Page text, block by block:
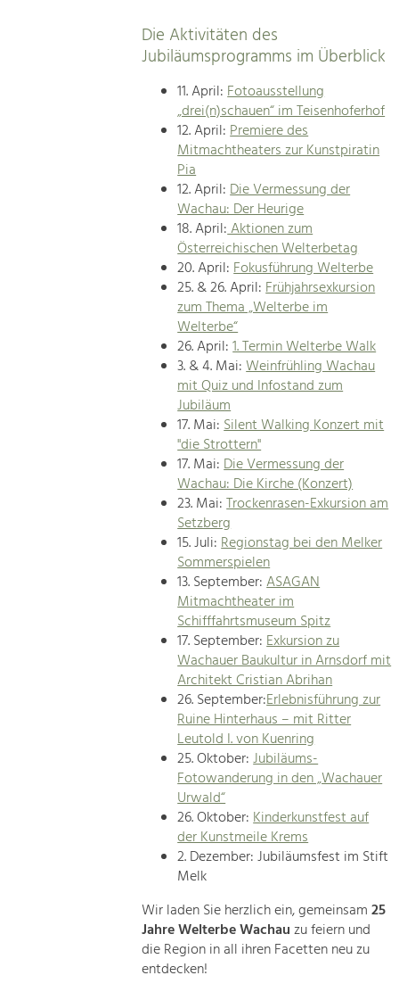
Die Aktivitäten des
Jubiläumsprogramms im Überblick
11. April:Fotoausstellung
„drei(n)schauen“ im Teisenhoferhof
12. April:Premiere des
Mitmachtheaters zur Kunstpiratin
Pia
12. April:Die Vermessung der
Wachau: Der Heurige
18. April:Aktionen zum
Österreichischen Welterbetag
20. April:Fokusführung Welterbe
25. & 26. April:Frühjahrsexkursion
zum Thema „Welterbe im
Welterbe“
26. April:1. Termin Welterbe Walk
3. & 4. Mai:Weinfrühling Wachau
mit Quiz und Infostand zum
Jubiläum
17. Mai:Silent Walking Konzert mit
"die Strottern"
17. Mai:Die Vermessung der
Wachau: Die Kirche (Konzert)
23. Mai:Trockenrasen-Exkursion am
Setzberg
15. Juli:Regionstag bei den Melker
Sommerspielen
13. September:ASAGAN
Mitmachtheater im
Schifffahrtsmuseum Spitz
17. September:Exkursion zu
Wachauer Baukultur in Arnsdorf mit
Architekt Cristian Abrihan
26. September:Erlebnisführung zur
Ruine Hinterhaus – mit Ritter
Leutold I. von Kuenring
25. Oktober:Jubiläums-
Fotowanderung in den „Wachauer
Urwald“
26. Oktober:Kinderkunstfest auf
der Kunstmeile Krems
2. Dezember: Jubiläumsfest im Stift
Melk
Wir laden Sie herzlich ein, gemeinsam25
Jahre Welterbe Wachauzu feiern und
die Region in all ihren Facetten neu zu
entdecken!